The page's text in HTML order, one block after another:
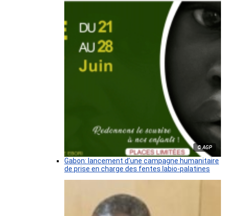
© AGP
Gabon: lancement d’une campagne humanitaire
de prise en charge des fentes labio-palatines